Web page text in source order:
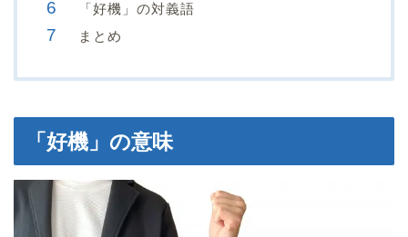
「好機」の対義語
まとめ
「好機」の意味